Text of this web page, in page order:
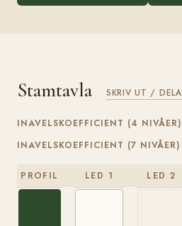
Stamtavla SKRIV UT / DELA
INAVELSKOEFFICIENT (4 NIVÅER)
INAVELSKOEFFICIENT (7 NIVÅER)
PROFIL LED 1 LED 2